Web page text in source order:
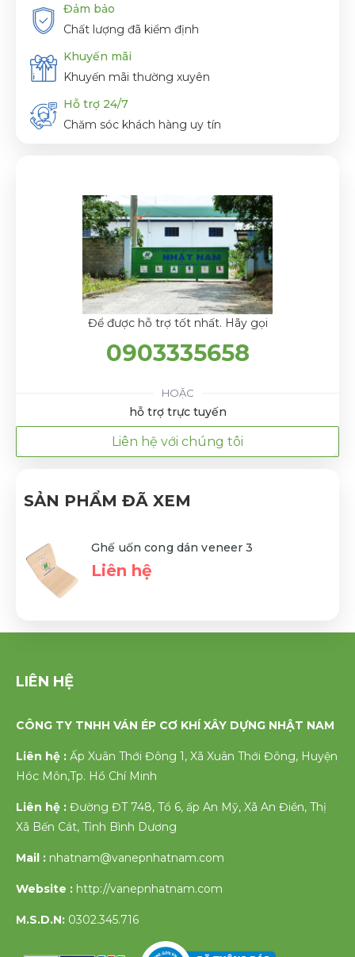
Đảm bảo
Chất lượng đã kiểm định
Khuyến mãi
Khuyến mãi thường xuyên
Hỗ trợ 24/7
Chăm sóc khách hàng uy tín
Để được hỗ trợ tốt nhất. Hãy gọi
0903335658
HOẶC
hỗ trợ trực tuyến
Liên hệ với chúng tôi
SẢN PHẨM ĐÃ XEM
Ghế uốn cong dán veneer 3
Liên hệ
LIÊN HỆ
CÔNG TY TNHH VÁN ÉP CƠ KHÍ XÂY DỰNG NHẬT NAM
Liên hệ : Ấp Xuân Thới Đông 1, Xã Xuân Thới Đông, Huyện
Hóc Môn,Tp. Hồ Chí Minh
Liên hệ : Đường ĐT 748, Tổ 6, ấp An Mỹ, Xã An Điền, Thị
Xã Bến Cát, Tỉnh Bình Dương
Mail : nhatnam@vanepnhatnam.com
Website : http://vanepnhatnam.com
M.S.D.N: 0302.345.716